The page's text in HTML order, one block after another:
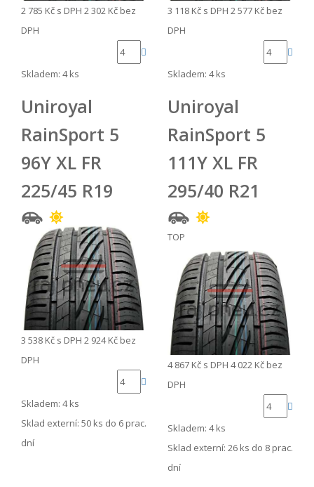
2 785 Kč s DPH 2 302 Kč bez
DPH
Skladem: 4 ks
3 118 Kč s DPH 2 577 Kč bez
DPH
Skladem: 4 ks
Uniroyal
RainSport 5
96Y XL FR
225/45 R19
3 538 Kč s DPH 2 924 Kč bez
DPH
Skladem: 4 ks
Sklad externí: 50 ks do 6 prac.
dní
Uniroyal
RainSport 5
111Y XL FR
295/40 R21
TOP
4 867 Kč s DPH 4 022 Kč bez
DPH
Skladem: 4 ks
Sklad externí: 26 ks do 8 prac.
dní